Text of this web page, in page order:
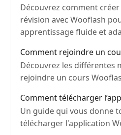
Découvrez comment
révision avec Wooflash
apprentissage fluide et
Comment rejoindre un
Découvrez les différentes
rejoindre un cours
Comment télécharger
Un guide qui vous donne
télécharger l'application